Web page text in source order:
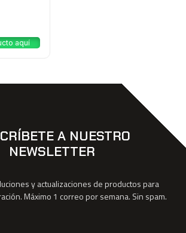
aquí
A NUESTRO
NEWSLETTER
y actualizaciones de productos para
Máximo 1 correo por semana. Sin spam.